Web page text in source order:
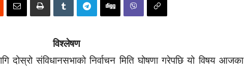
विश्लेषण
संविधानसभाको निर्वाचन मिति घोषणा गरेपछि यो विषय आजका